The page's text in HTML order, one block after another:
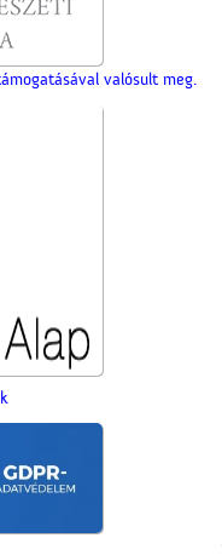
valósult meg.